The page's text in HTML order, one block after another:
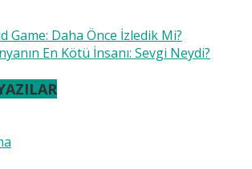
Game: Daha Önce İzledik Mi?
En Kötü İnsanı: Sevgi Neydi?